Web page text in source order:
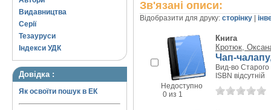
Видавництва
Серії
Тезауруси
Індекси УДК
Довідка :
Як освоїти пошук в ЕК
Зв'язані описи:
Відобразити для друку: сторінку
Недоступно
0 из 1
Книга
Кротюк,
Чап-
Вид-во Старого
ISBN відсутній